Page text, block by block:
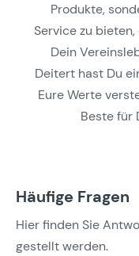
Produkte,
Service zu
Dein
Deitert hast Du
Eure Werte
Beste für
Häufige Fragen
Hier finden Sie
gestellt werden.